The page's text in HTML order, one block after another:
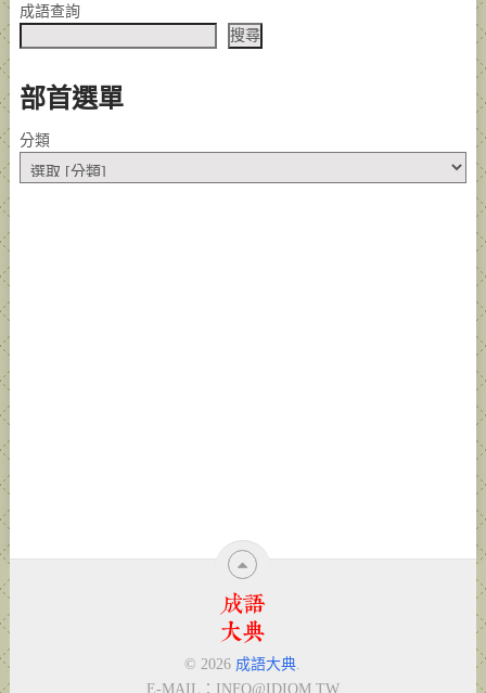
成語查詢
搜尋
部首選單
分類
© 2026 成語大典.
E-MAIL： INFO@IDIOM.TW